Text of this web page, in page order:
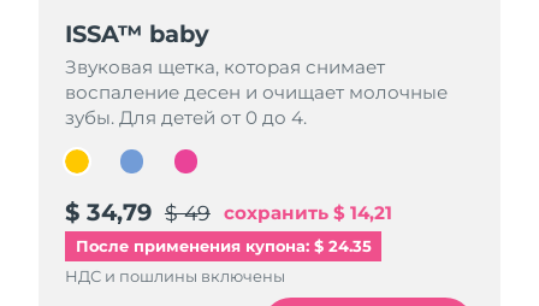
ISSA™ baby
Звуковая щетка, которая снимает
воспаление десен и очищает молочные
зубы. Для детей от 0 до 4.
$ 34,79 $ 49 сохранить $ 14,21
После применения купона: $ 24.35
НДС и пошлины включены
ISSA™ baby
Звуковая щетка, которая снимает
воспаление десен и очищает молочные
зубы. Для детей от 0 до 4.
$ 34,79 $ 49 сохранить $ 14,21
НДС и пошлины включены
ISSA™ baby
Звуковая щетка, которая снимает
воспаление десен и очищает молочные
зубы. Для детей от 0 до 4.
$ 34,79 $ 49 сохранить $ 14,21
НДС и пошлины включены